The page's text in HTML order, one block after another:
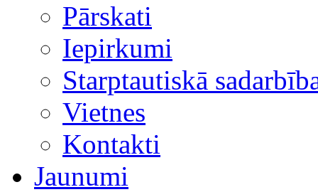
Pārskati
Iepirkumi
Starptautiskā
Vietnes
Kontakti
Jaunumi